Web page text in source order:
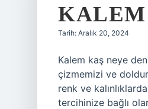
KALEM
Tarih: Aralık 20, 2024
Kalem kaş neye
çizmemizi ve
renk ve
tercihinize bağlı